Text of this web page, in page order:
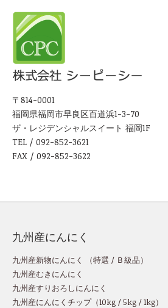
〒814-0001
福岡県福岡市早良区百道浜1-3-70
ザ・レジデンシャルスイート 福岡1F
TEL / 092-852-3621
FAX / 092-852-3622
九州産にんにく
九州産新物にんにく （特選 / Ｂ級品）
九州産むきにんにく
九州産すりおろしにんにく
九州産にんにくチップ（10kg /5kg /1kg）